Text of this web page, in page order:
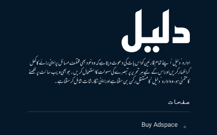
ادارہ ’دلیل‘ اپنے تمام قارئین کو اس بات کی دعوت دیتا ہے کہ وہ خود بھی مختلف مسائل پر اپنی رائے کا کھل
کر اظہار کریں اور اس کے لیے ہر تحریر پر تبصرے کی سہولت کا استعمال کریں۔ جو بھی ویب سائٹ پر لکھنے
کا متمنی ہو، وہ ادارہ ’دلیل‘ کا مستقل رکن بن سکتا ہے اور اپنی نگارشات شامل کرسکتا ہے۔
صفحات
Buy Adspace